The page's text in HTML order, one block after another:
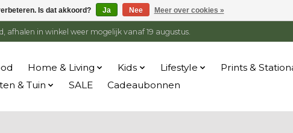
afhalen in winkel weer mogelijk vanaf 19 augustus.
Home & Living Kids Lifestyle
Prints &
& Tuin
SALE Cadeaubonnen
Is dat akkoord? Ja Nee Meer over cookies »